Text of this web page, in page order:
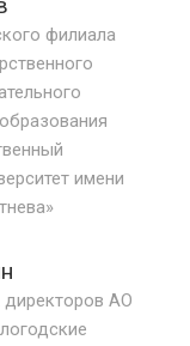
филиала
имени
директоров АО